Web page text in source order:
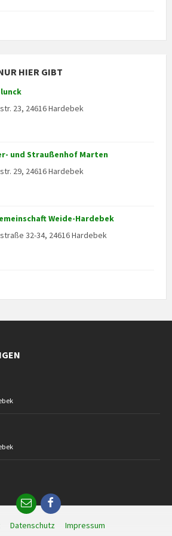
HIER GIBT
23, 24616 Hardebek
und Straußenhof Marten
29, 24616 Hardebek
Weide-Hardebek
32-34, 24616 Hardebek
EmailFacebook
Datenschutz Impressum